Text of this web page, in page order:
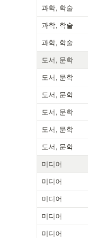
과학, 학술
과학, 학술
과학, 학술
도서, 문학
도서, 문학
도서, 문학
도서, 문학
도서, 문학
도서, 문학
미디어
미디어
미디어
미디어
미디어